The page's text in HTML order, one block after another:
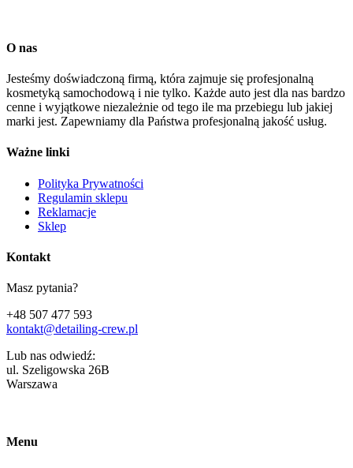
O nas
Jesteśmy doświadczoną firmą, która zajmuje się profesjonalną
kosmetyką samochodową i nie tylko. Każde auto jest dla nas bardzo
cenne i wyjątkowe niezależnie od tego ile ma przebiegu lub jakiej
marki jest. Zapewniamy dla Państwa profesjonalną jakość usług.
Ważne linki
Polityka Prywatności
Regulamin sklepu
Reklamacje
Sklep
Kontakt
Masz pytania?
+48 507 477 593
kontakt@detailing-crew.pl
Lub nas odwiedź:
ul. Szeligowska 26B
Warszawa
Menu